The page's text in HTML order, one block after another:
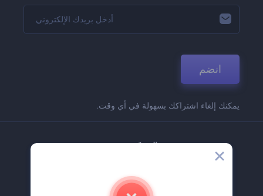
انضم
يمكنك إلغاء اشتراكك بسهولة في أي وقت.
الشركة
اتصل بنا